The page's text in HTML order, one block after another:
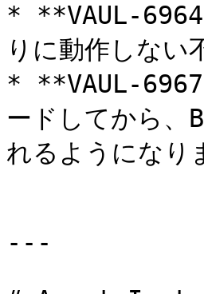
* **VAUL-
りに動作しない
* **VAUL-
ードしてから、
れるようになり
---